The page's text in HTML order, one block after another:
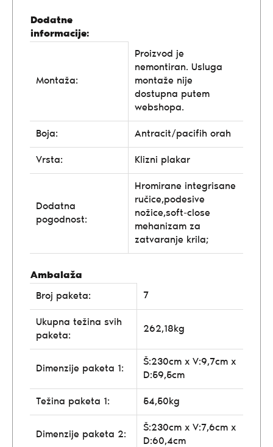
Dodatne
informacije:
Montaža:
Proizvod je
nemontiran. Usluga
montaže nije
dostupna putem
webshopa.
Boja: Antracit/pacifih orah
Vrsta: Klizni plakar
Dodatna
pogodnost:
Hromirane integrisane
ručice,podesive
nožice,soft-close
mehanizam za
zatvaranje krila;
Ambalaža
Broj paketa:
7
Ukupna težina svih
paketa:
262,18kg
Dimenzije paketa 1:
Š:230cm x V:9,7cm x
D:59,5cm
Težina paketa 1: 54,50kg
Dimenzije paketa 2:
Š:230cm x V:7,6cm x
D:60,4cm